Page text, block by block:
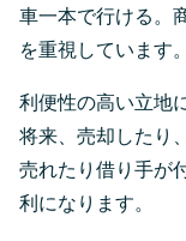
車一本で行ける。
を重視しています。
利便性の高い立地
将来、売却したり
売れたり借り手が
利になります。